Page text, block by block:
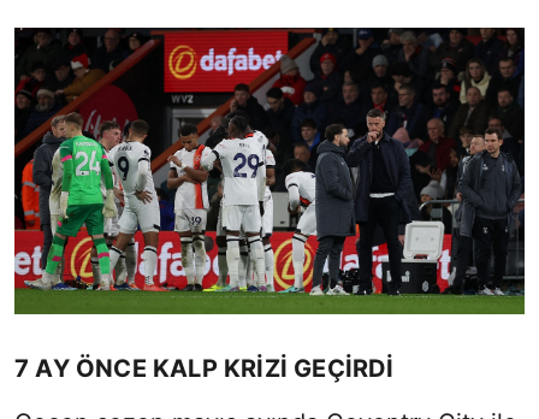
7 AY ÖNCE KALP KRİZİ GEÇİRDİ